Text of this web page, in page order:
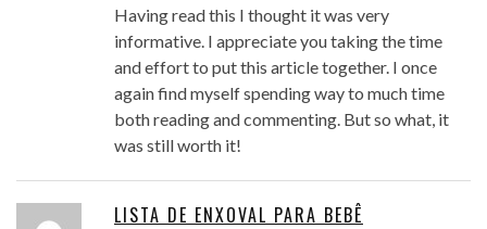
Having read this I thought it was very
informative. I appreciate you taking the time
and effort to put this article together. I once
again find myself spending way to much time
both reading and commenting. But so what, it
was still worth it!
LISTA DE ENXOVAL PARA BEBÊ